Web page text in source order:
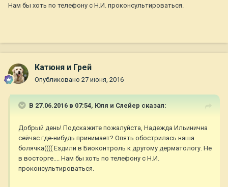
Нам бы хоть по телефону с Н.И. проконсультироваться.
Катюня и Грей
Опубликовано 27 июня, 2016
В 27.06.2016 в 07:54, Юля и Слейер сказал:
Добрый день! Подскажите пожалуйста, Надежда Ильинична
сейчас где-нибудь принимает? Опять обострилась наша
болячка(((( Ездили в Биоконтроль к другому дерматологу. Не
в восторге.... Нам бы хоть по телефону с Н.И.
проконсультироваться.